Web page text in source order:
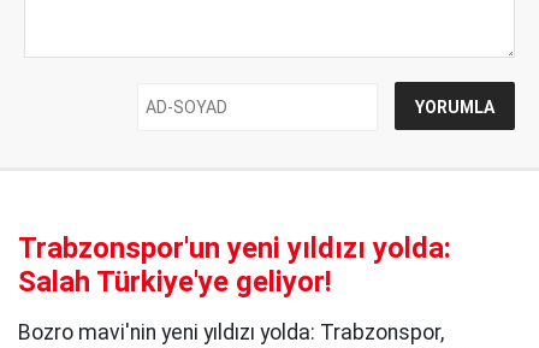
Trabzonspor'un yeni yıldızı yolda:
Salah Türkiye'ye geliyor!
Bozro mavi'nin yeni yıldızı yolda: Trabzonspor,